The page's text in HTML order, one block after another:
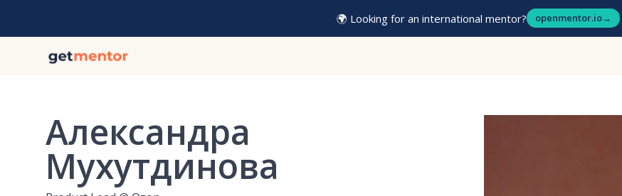
🌍 Looking for an international mentor? openmentor.io→
Александра
Мухутдинова